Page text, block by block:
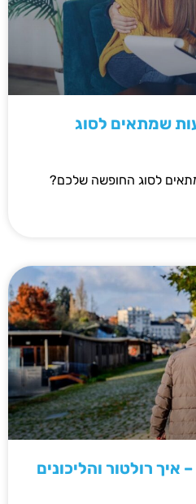
שמתאים לסוג
לסוג החופשה שלכם?
איך רולטור והליכונים